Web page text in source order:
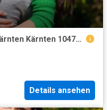
3 Schlafzimmer Wohnung Kärnten Kärnten 104755264
Details ansehen